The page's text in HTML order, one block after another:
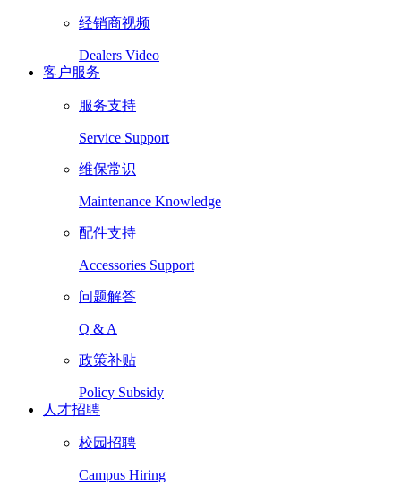
经销商视频
Dealers Video
客户服务
服务支持
Service Support
维保常识
Maintenance Knowledge
配件支持
Accessories Support
问题解答
Q & A
政策补贴
Policy Subsidy
人才招聘
校园招聘
Campus Hiring